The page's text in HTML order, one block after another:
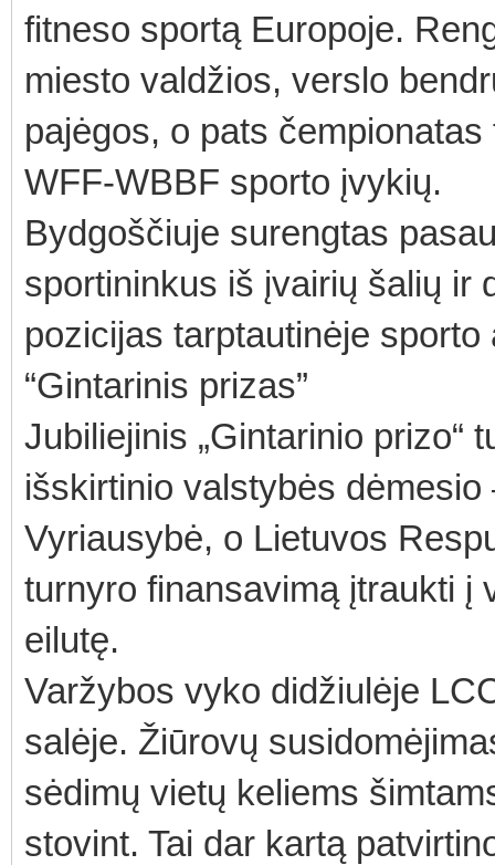
fitneso sportą Europoje.
miesto valdžios, verslo
pajėgos, o pats
WFF-WBBF sporto įvykių.
Bydgoščiuje surengtas
sportininkus iš įvairių šalių ir
pozicijas tarptautinėje sporto
“Gintarinis prizas”
Jubiliejinis „Gintarinio prizo“
išskirtinio valstybės
Vyriausybė, o Lietuvos
turnyro finansavimą įtraukti į
eilutę.
Varžybos vyko didžiulėje
salėje. Žiūrovų
sėdimų vietų keliems
stovint. Tai dar kartą